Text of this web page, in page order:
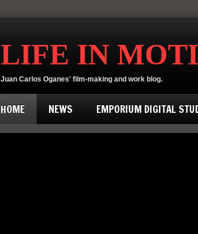
LIFE IN
Juan Carlos Oganes' film-making and work blog.
HOME NEWS EMPORIUM DIGITAL